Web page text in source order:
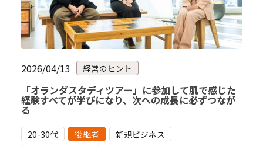
2026/04/13 経営のヒント
「オランダスタディツアー」に参加して肌で感じた
経験すべてが学びになり、次への成長に必ずつなが
る
20-30代 後継者
新規ビジネス